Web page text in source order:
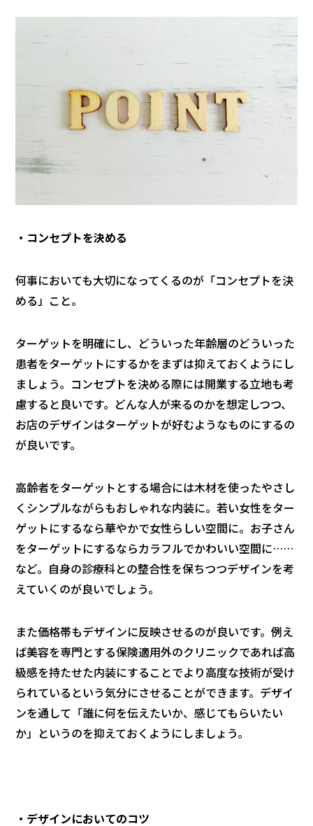
・コンセプトを決める
何事においても大切になってくるのが「コンセプトを決
める」こと。
ターゲットを明確にし、どういった年齢層のどういった
患者をターゲットにするかをまずは抑えておくようにし
ましょう。コンセプトを決める際には開業する立地も考
慮すると良いです。どんな人が来るのかを想定しつつ、
お店のデザインはターゲットが好むようなものにするの
が良いです。
高齢者をターゲットとする場合には木材を使ったやさし
くシンプルながらもおしゃれな内装に。若い女性をター
ゲットにするなら華やかで女性らしい空間に。お子さん
をターゲットにするならカラフルでかわいい空間に……
など。自身の診療科との整合性を保ちつつデザインを考
えていくのが良いでしょう。
また価格帯もデザインに反映させるのが良いです。例え
ば美容を専門とする保険適用外のクリニックであれば高
級感を持たせた内装にすることでより高度な技術が受け
られているという気分にさせることができます。デザイ
ンを通して「誰に何を伝えたいか、感じてもらいたい
か」というのを抑えておくようにしましょう。
・デザインにおいてのコツ